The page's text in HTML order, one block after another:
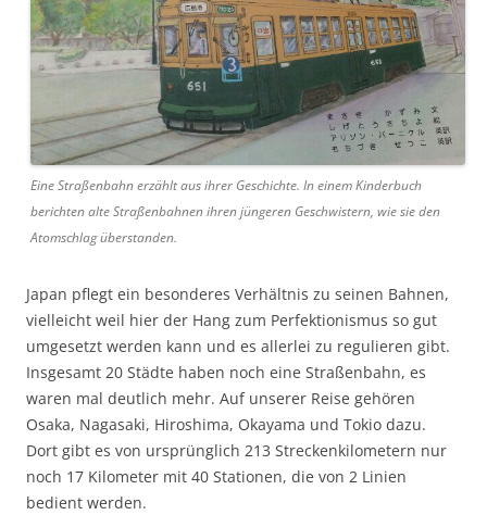
Eine Straßenbahn erzählt aus ihrer Geschichte. In einem Kinderbuch
berichten alte Straßenbahnen ihren jüngeren Geschwistern, wie sie den
Atomschlag überstanden.
Japan pflegt ein besonderes Verhältnis zu seinen Bahnen,
vielleicht weil hier der Hang zum Perfektionismus so gut
umgesetzt werden kann und es allerlei zu regulieren gibt.
Insgesamt 20 Städte haben noch eine Straßenbahn, es
waren mal deutlich mehr. Auf unserer Reise gehören
Osaka, Nagasaki, Hiroshima, Okayama und Tokio dazu.
Dort gibt es von ursprünglich 213 Streckenkilometern nur
noch 17 Kilometer mit 40 Stationen, die von 2 Linien
bedient werden.